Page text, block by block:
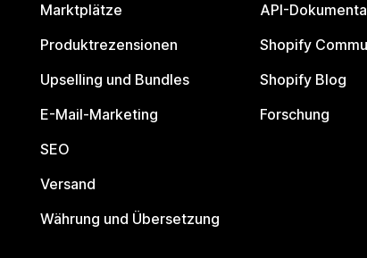
Marktplätze
Produktrezensionen
Upselling und Bundles
E-Mail-Marketing
SEO
Versand
Währung und Übersetzung
API-
Shopify
Shopify Blog
Forschung